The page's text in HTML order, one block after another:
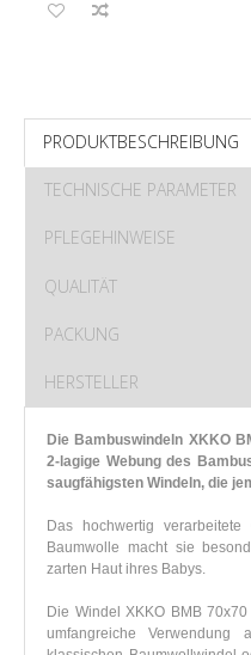
PRODUKTBESCHREIBUNG
TECHNISCHE PARAMETER
PFLEGEHINWEISE
QUALITÄT
PACKUNG
HERSTELLER
Die Bambuswindeln XKKO
2-lagige Webung des
saugfähigsten Windeln, die
Das hochwertig
Baumwolle macht sie
zarten Haut ihres Babys.
Die Windel XKKO BMB
umfangreiche